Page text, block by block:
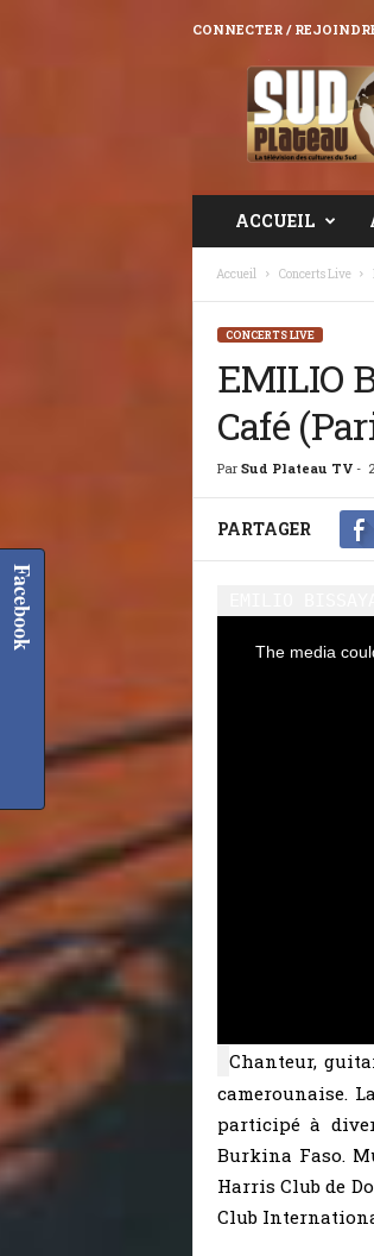
CONNECTER /
ACCUEIL
Accueil Concerts Live
CONCERTS LIVE
EMILIO
Café
Par Sud Plateau TV-
PARTAGER
The media
Chanteur,
camerounaise.
participé à
Burkina Faso.
Harris Club de
Club
Facebook